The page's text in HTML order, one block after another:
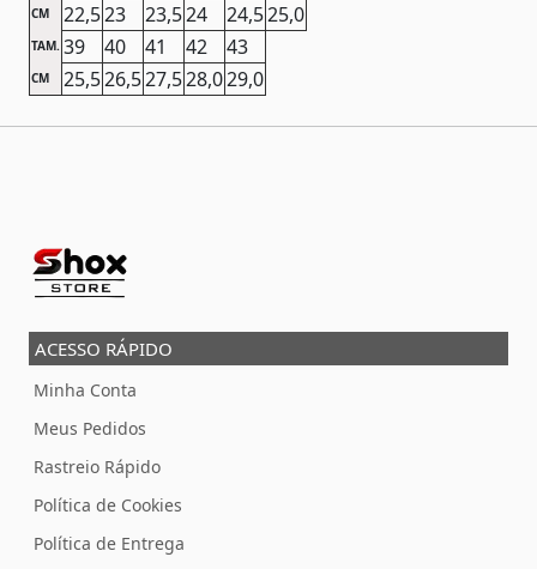
CM 22,523 23,524 24,525,0
TAM. 39 40 41 42 43
CM 25,526,527,528,029,0
ACESSO RÁPIDO
Minha Conta
Meus Pedidos
Rastreio Rápido
Política de Cookies
Política de Entrega